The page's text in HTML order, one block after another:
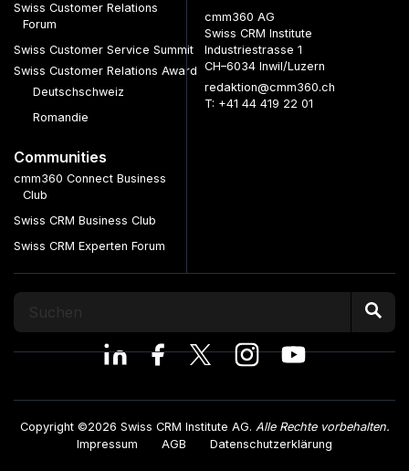
Swiss Customer Relations
Forum
Swiss Customer Service Summit
Swiss Customer Relations Award
Deutschschweiz
Romandie
Communities
cmm360 Connect Business
Club
Swiss CRM Business Club
Swiss CRM Experten Forum
cmm360 AG
Swiss CRM Institute
Industriestrasse 1
CH–6034 Inwil/Luzern
redaktion@cmm360.ch
T: +41 44 419 22 01
Copyright ©2026 Swiss CRM Institute AG. Alle Rechte vorbehalten.
Impressum
AGB Datenschutzerklärung